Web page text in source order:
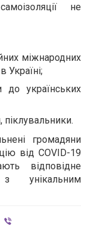
не
міжнародних
Україні;
до українських
піклувальники.
громадяни
від COVID-19
відповідне
унікальним